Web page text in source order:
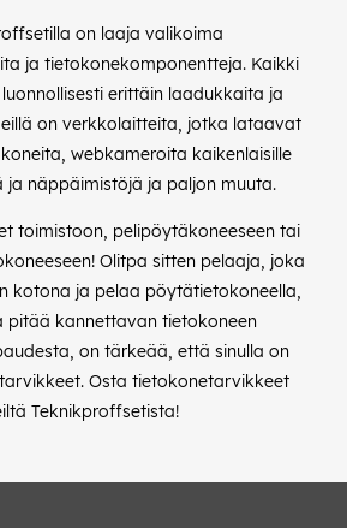
on laaja valikoima
ja tietokonekomponentteja. Kaikki
erittäin laadukkaita ja
on verkkolaitteita, jotka lataavat
webkameroita kaikenlaisille
ja näppäimistöjä ja paljon muuta.
toimistoon, pelipöytäkoneeseen tai
Olitpa sitten pelaaja, joka
kotona ja pelaa pöytätietokoneella,
pitää kannettavan tietokoneen
on tärkeää, että sinulla on
Osta tietokonetarvikkeet
Teknikproffsetista!